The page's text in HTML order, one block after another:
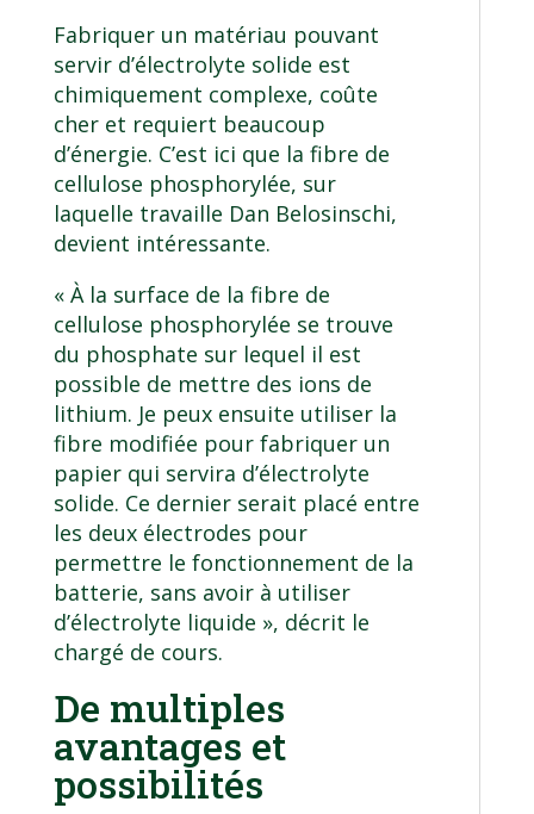
Fabriquer un matériau pouvant
servir d’électrolyte solide est
chimiquement complexe, coûte
cher et requiert beaucoup
d’énergie. C’est ici que la fibre de
cellulose phosphorylée, sur
laquelle travaille Dan Belosinschi,
devient intéressante.
« À la surface de la fibre de
cellulose phosphorylée se trouve
du phosphate sur lequel il est
possible de mettre des ions de
lithium. Je peux ensuite utiliser la
fibre modifiée pour fabriquer un
papier qui servira d’électrolyte
solide. Ce dernier serait placé entre
les deux électrodes pour
permettre le fonctionnement de la
batterie, sans avoir à utiliser
d’électrolyte liquide », décrit le
chargé de cours.
De multiples
avantages et
possibilités